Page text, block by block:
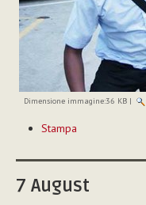
Dimensione immagine:36 KB|
sul
Stampa
7 August